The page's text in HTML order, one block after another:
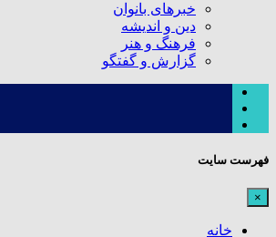
خبرهای بانوان
دین و اندیشه
فرهنگ و هنر
گزارش و گفتگو
فهرست سایت
×
خانه